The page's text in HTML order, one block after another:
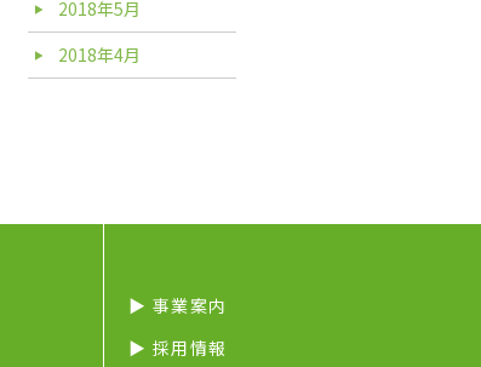
2018年5月
2018年4月
▶︎ 事業案内
▶︎ 採用情報